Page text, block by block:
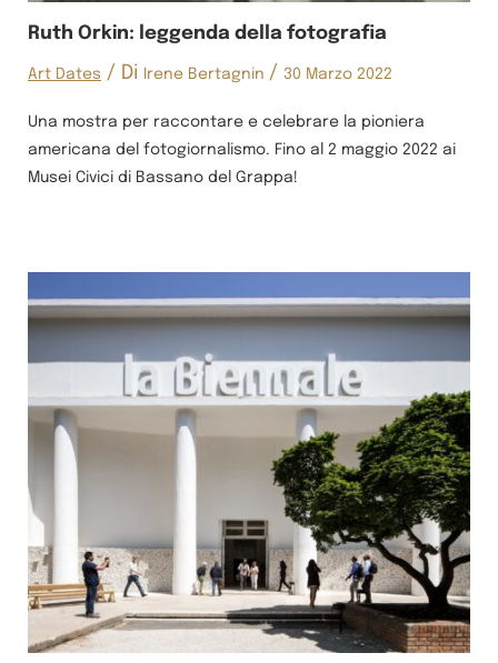
Ruth Orkin: leggenda della fotografia
Art Dates / Di Irene Bertagnin / 30 Marzo 2022
Una mostra per raccontare e celebrare la pioniera
americana del fotogiornalismo. Fino al 2 maggio 2022 ai
Musei Civici di Bassano del Grappa!